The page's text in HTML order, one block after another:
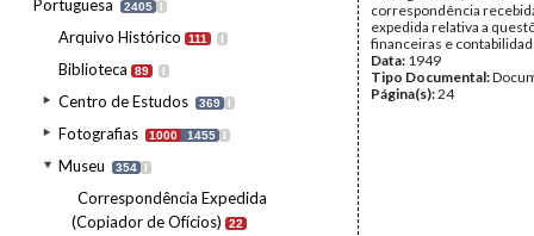
Portuguesa
2405 I
Arquivo Histórico 111 I
Biblioteca 89 I
Centro de Estudos 369 I
Fotografias 1000 1455 I
Museu 354 I
Correspondência Expedida
(Copiador de Ofícios)
22
correspondência
expedida relativa a
financeiras e
Data: 1949
Tipo Documental:
Página(s):24